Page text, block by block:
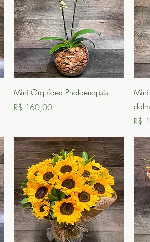
Visualização rápida
Mini Orquídea Phalaenopsis
Preço
R$ 160,00
Mini
R$